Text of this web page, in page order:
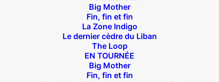
Big Mother
Fin, fin et fin
La Zone Indigo
Le dernier cèdre du Liban
The Loop
EN TOURNÉE
Big Mother
Fin, fin et fin
Théâtre des Béliers Parisiens
14 bis rue Sainte Isaure 75018 Paris